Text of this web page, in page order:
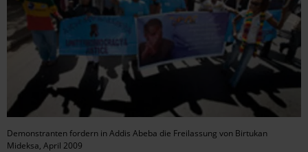
Demonstranten fordern in Addis Abeba die Freilassung von Birtukan
Mideksa, April 2009